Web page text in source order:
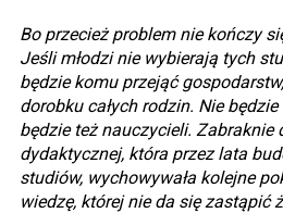
Bo przecież problem nie kończy
Jeśli młodzi nie wybierają tych
będzie komu przejąć
dorobku całych rodzin. Nie
będzie też nauczycieli. Zabraknie
dydaktycznej, która przez lata
studiów, wychowywała kolejne
wiedzę, której nie da się zastąpić